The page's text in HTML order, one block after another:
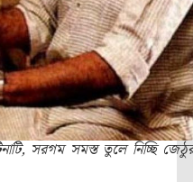
সরগম সমস্ত তুলে নিচ্ছি